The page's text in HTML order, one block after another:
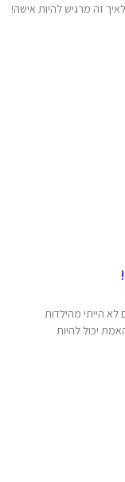
זה מרגיש להיות אישה!
לא הייתי מהילדות
יכול להיות